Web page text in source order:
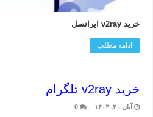
خرید v2ray ایرانسل
ادامه مطلب
خرید v2ray تلگرام
آبان ۲۰, ۱۴۰۳ 0